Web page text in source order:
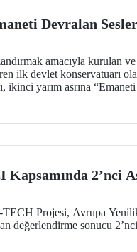
Devralan
amacıyla kurulan ve
ilk devlet konservatuarı
yarım asrına
2’nci
TECH Projesi, Avrupa
değerlendirme sonucu